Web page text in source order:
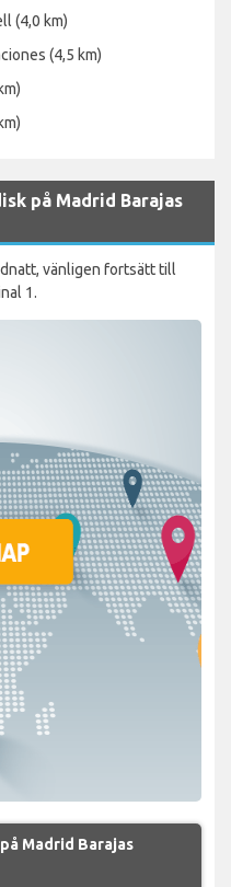
(4,0 km)
(4,5 km)
på Madrid Barajas
vänligen fortsätt till
1.
Madrid Barajas